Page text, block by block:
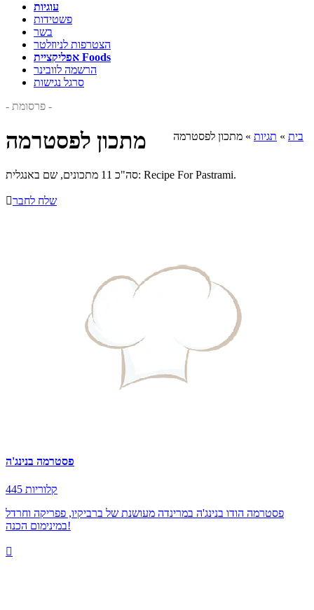
עוגיות
פשטידות
בשר
הצטרפות לניוזלטר
אפליקציית Foods
הרשמה לוובינר
סרגל נגישות
- פרסומת -
בית » תגיות » מתכון לפסטרמה מתכון לפסטרמה
סה"כ 11 מתכונים, שם באנגלית: Recipe For Pastrami.
שלח לחבר
פסטרמה בנינג'ה
445 קלוריות
פסטרמה הודו בנינג'ה במרינדה מעושנת של ברביקיו, פפריקה וחרדל
במינימום הכנה!
